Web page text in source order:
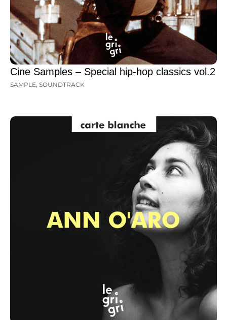
Cine Samples – Special hip-hop classics vol.2
SAMPLE, SOUNDTRACK